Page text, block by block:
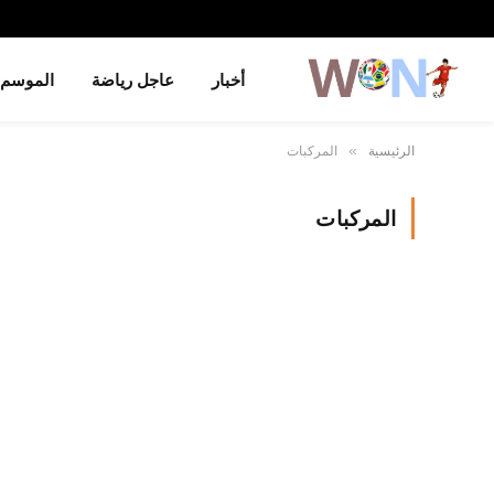
أخبار عاجل رياضة الموسم
الرئيسية » المركبات
المركبات